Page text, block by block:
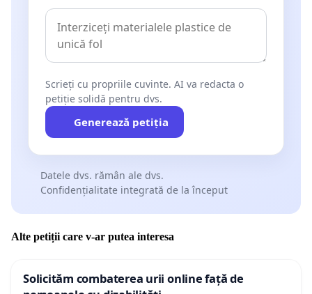
Scrieți cu propriile cuvinte. AI va redacta o
petiție solidă pentru dvs.
Generează petiția
Datele dvs. rămân ale dvs.
Confidențialitate integrată de la început
Alte petiții care v-ar putea interesa
Solicităm combaterea urii online față de